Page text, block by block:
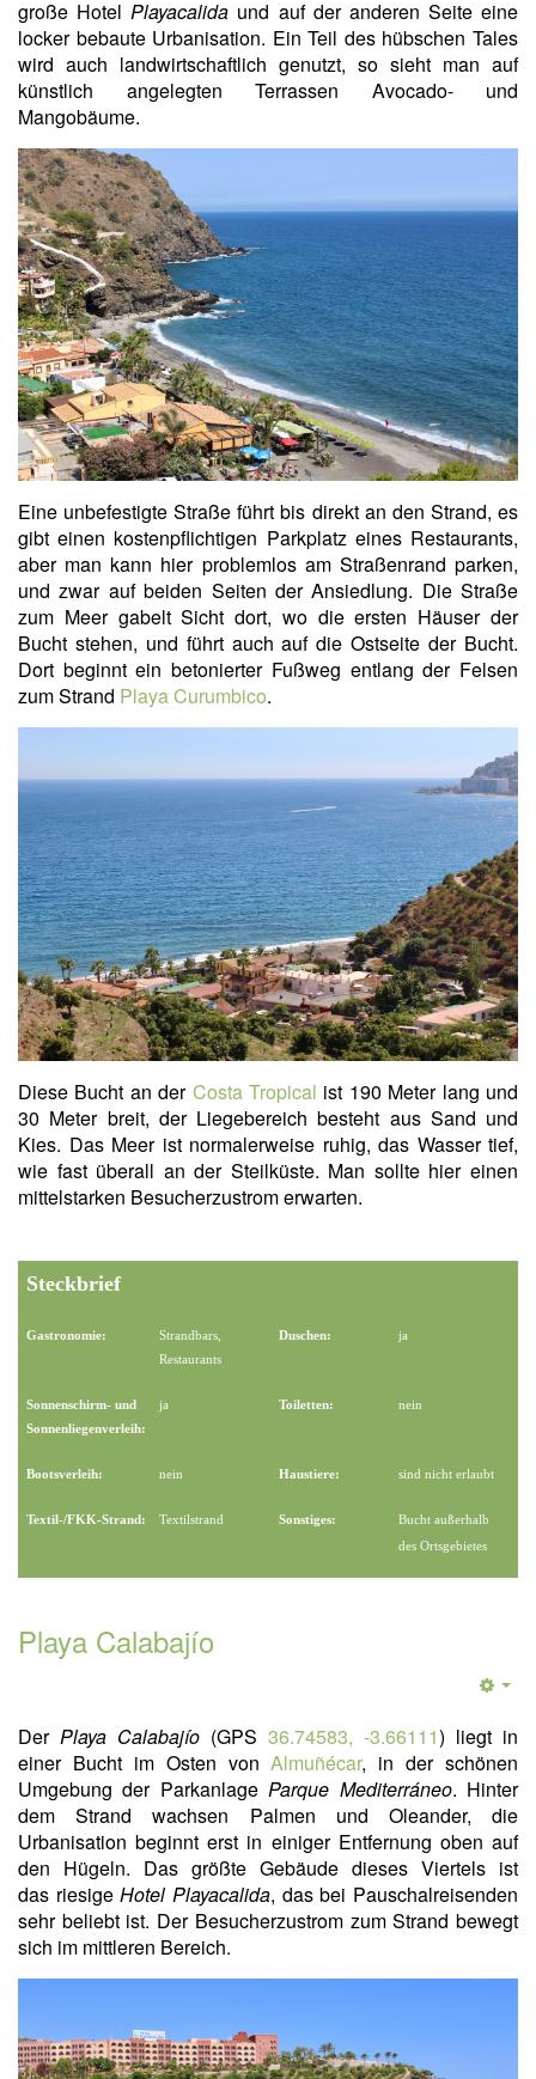
große HotelPlayacalida und auf der anderen Seite eine
locker bebaute Urbanisation. Ein Teil des hübschen Tales
wird auch landwirtschaftlich genutzt, so sieht man auf
künstlich angelegten Terrassen Avocado- und
Mangobäume.
Eine unbefestigte Straße führt bis direkt an den Strand, es
gibt einen kostenpflichtigen Parkplatz eines Restaurants,
aber man kann hier problemlos am Straßenrand parken,
und zwar auf beiden Seiten der Ansiedlung. Die Straße
zum Meer gabelt Sicht dort, wo die ersten Häuser der
Bucht stehen, und führt auch auf die Ostseite der Bucht.
Dort beginnt ein betonierter Fußweg entlang der Felsen
zum Strand Playa Curumbico.
Diese Bucht an der Costa Tropical ist 190 Meter lang und
30 Meter breit, der Liegebereich besteht aus Sand und
Kies. Das Meer ist normalerweise ruhig, das Wasser tief,
wie fast überall an der Steilküste. Man sollte hier einen
mittelstarken Besucherzustrom erwarten.
Steckbrief
Gastronomie:
Strandbars,
Restaurants
Duschen: ja
Sonnenschirm- und
Sonnenliegenverleih:
ja Toiletten: nein
Bootsverleih: nein Haustiere: sind nicht erlaubt
Textil-/FKK-Strand: Textilstrand Sonstiges:
Bucht außerhalb
des Ortsgebietes
Playa Calabajío
Der Playa Calabajío (GPS 36.74583, -3.66111) liegt in
einer Bucht im Osten vonAlmuñécar, in der schönen
Umgebung der ParkanlageParque Mediterráneo. Hinter
dem Strand wachsen Palmen und Oleander, die
Urbanisation beginnt erst in einiger Entfernung oben auf
den Hügeln. Das größte Gebäude dieses Viertels ist
das riesigeHotel Playacalida, das bei Pauschalreisenden
sehr beliebt ist. Der Besucherzustrom zum Strand bewegt
sich im mittleren Bereich.